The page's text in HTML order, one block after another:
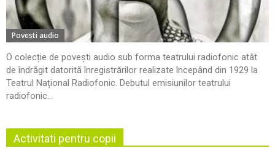
Povesti audio
O colecție de povești audio sub forma teatrului radiofonic atât
de îndrăgit datorită înregistrărilor realizate începând din 1929 la
Teatrul Național Radiofonic. Debutul emisiunilor teatrului
radiofonic...
Activitati pentru copii